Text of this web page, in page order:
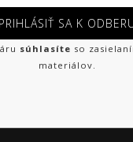
PRIHLÁSIŤ SA K
súhlasíte so
materiálov.